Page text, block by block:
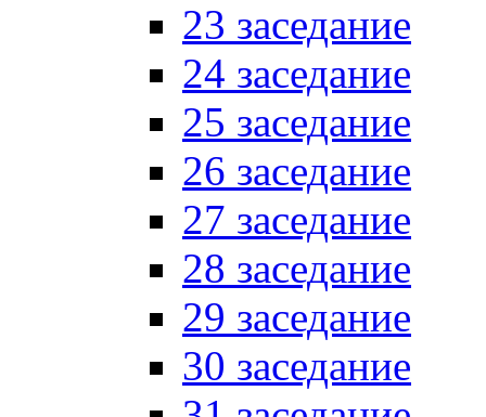
23 заседание
24 заседание
25 заседание
26 заседание
27 заседание
28 заседание
29 заседание
30 заседание